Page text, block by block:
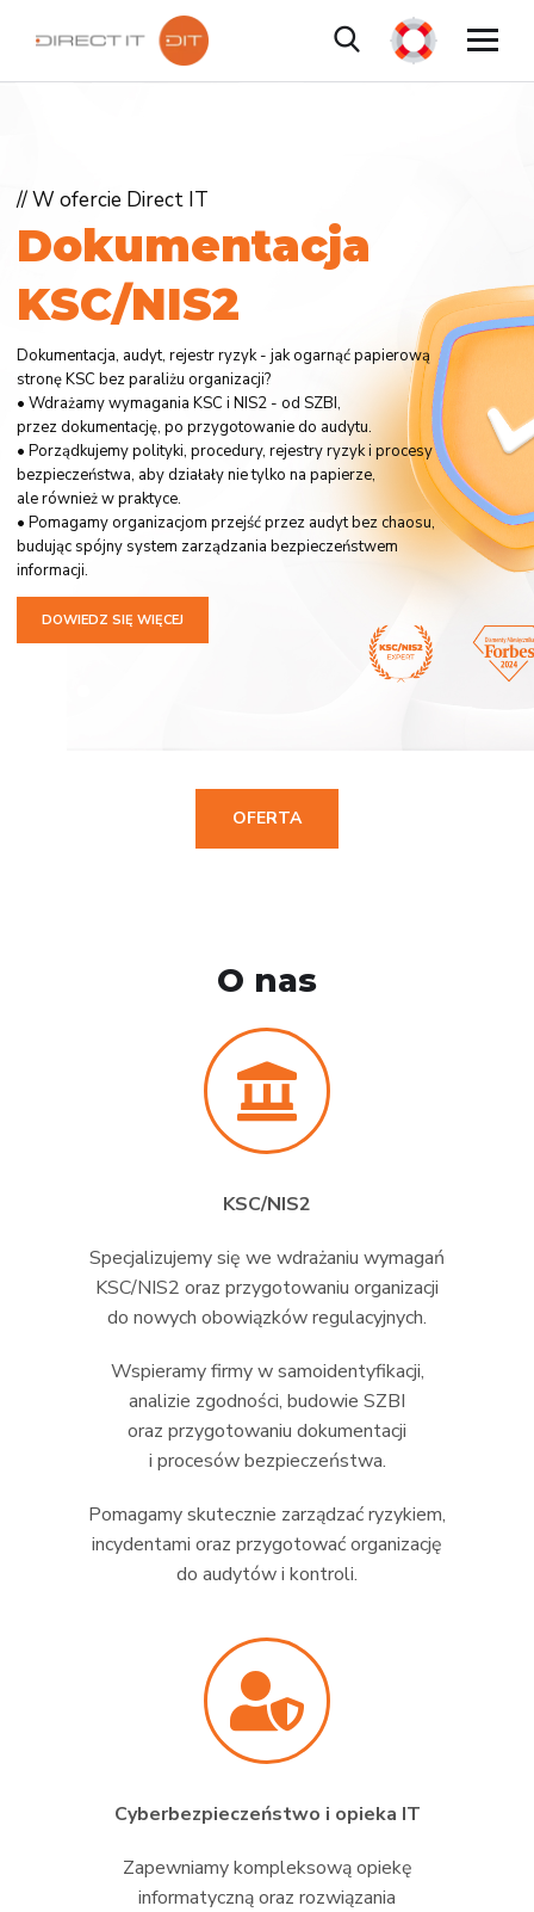
Dokumentacja
KSC/NIS2
Dokumentacja, audyt, rejestr ryzyk - jak ogarnąć papierową
stronę KSC bez paraliżu organizacji?
• Wdrażamy wymagania KSC i NIS2 - od SZBI,
przez dokumentację, po przygotowanie do audytu.
• Porządkujemy polityki, procedury, rejestry ryzyk i procesy
bezpieczeństwa, aby działały nie tylko na papierze,
ale również w praktyce.
• Pomagamy organizacjom przejść przez audyt bez chaosu,
budując spójny system zarządzania bezpieczeństwem
informacji.
// W ofercie Direct IT
DOWIEDZ SIĘ WIĘCEJ
OFERTA
O nas
KSC/NIS2
Specjalizujemy się we wdrażaniu wymagań
KSC/NIS2 oraz przygotowaniu organizacji
do nowych obowiązków regulacyjnych.
Wspieramy firmy w samoidentyfikacji,
analizie zgodności, budowie SZBI
oraz przygotowaniu dokumentacji
i procesów bezpieczeństwa.
Pomagamy skutecznie zarządzać ryzykiem,
incydentami oraz przygotować organizację
do audytów i kontroli.
Cyberbezpieczeństwo i opieka IT
Zapewniamy kompleksową opiekę
informatyczną oraz rozwiązania